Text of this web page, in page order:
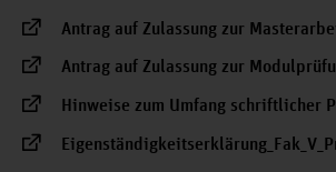
Antrag auf Zulassung zur
Antrag auf Zulassung zur
Hinweise zum Umfang schriftlicher